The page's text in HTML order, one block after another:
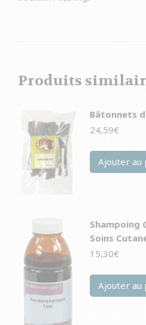
Produits
Bâtonnets
24,59€
Ajouter au
Shampoing
Soins
15,30€
Ajouter au